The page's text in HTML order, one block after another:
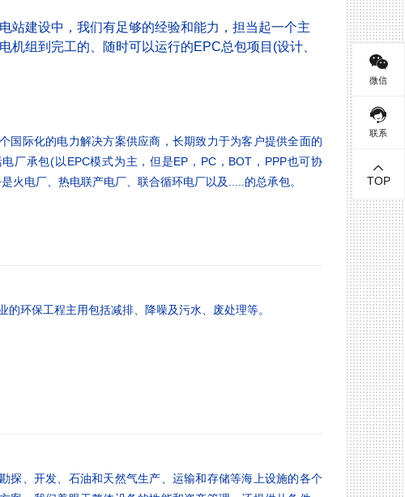
建设中，我们有足够的经验和能力，担当起一个主
组到完工的、随时可以运行的EPC总包项目(设计、
际化的电力解决方案供应商，长期致力于为客户提供全面的
厂承包(以EPC模式为主，但是EP，PC，BOT，PPP也可协
火电厂、热电联产电厂、联合循环电厂以及.....的总承包。
环保工程主用包括减排、降噪及污水、废处理等。
、开发、石油和天然气生产、运输和存储等海上设施的各个
微信
联系
TOP